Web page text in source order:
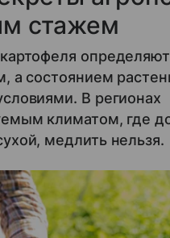
стажем
а состоянием
В регионах
климатом, где
медлить нельзя.